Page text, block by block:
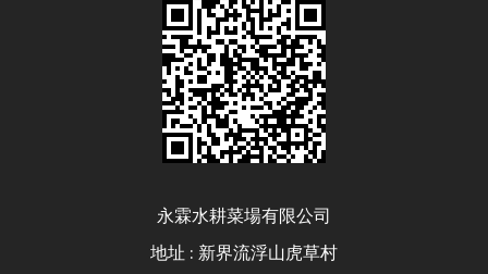
永霖水耕菜場有限公司
地址 : 新界流浮山虎草村